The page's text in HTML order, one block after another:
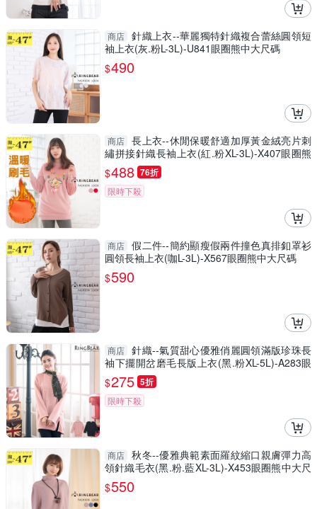
商店 針織上衣--華麗獨特針織複合蕾絲圓領短
袖上衣(灰.粉L-3L)-U841眼圈熊中大尺碼
$490
商店 長上衣--休閒保暖舒適加厚黃金絨亮片刺
繡拼接針織長袖上衣(紅.粉XL-3L)-X407眼圈熊
中大尺碼
$488 76折
限時下殺
商店 假二件--簡約顯瘦假兩件撞色真排釦罩衫
圓領長袖上衣(咖L-3L)-X567眼圈熊中大尺碼
$590
商店 針織--氣質甜心優雅俏麗圓領滿版珍珠長
袖下擺開岔磨毛長版上衣(黑.粉XL-5L)-A283眼
圈熊中大尺碼
$275 5折
限時下殺
商店 秋冬--優雅典範素面羅紋縮口親膚彈力高
領針織毛衣(黑.粉.藍XL-3L)-X453眼圈熊中大尺
碼
$550